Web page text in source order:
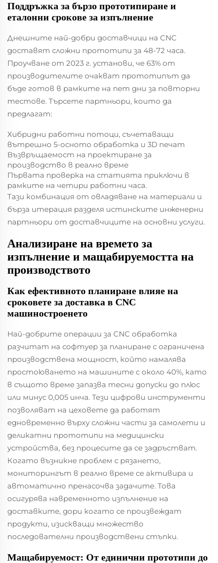
Поддръжка за бързо прототипиране и
еталонни срокове за изпълнение
Днешните най-добри доставчици на CNC
доставят сложни прототипи за 48-72 часа.
Проучване от 2023 г. установи, че 63% от
производителите очакват прототипът да
бъде готов в рамките на пет дни за повторни
тестове. Търсете партньори, които да
предлагат:
Хибридни работни потоци, съчетаващи
вътрешно 5-осното обработка и 3D печат
Възвръщаемост на проектиране за
производство в реално време
Първата проверка на статията приключи в
рамките на четири работни часа.
Тази комбинация от овладяване на материали и
бърза итерация разделя истинските инженерни
партньори от доставчиците на основни услуги.
Анализиране на времето за
изпълнение и мащабируемостта на
производството
Как ефективното планиране влияе на
сроковете за доставка в CNC
машиностроенето
Най-добрите операции за CNC обработка
разчитат на софтуер за планиране с ограничена
производствена мощност, който намалява
простоюването на машините с около 40%, като
в същото време запазва тесни допуски до плюс
или минус 0,005 инча. Тези цифрови инструменти
позволяват на цеховете да работят
едновременно върху сложни части за самолети и
деликатни прототипи на медицински
устройства, без процесите да се задръстват.
Когато възникне проблем с рязането,
мониторингът в реално време се активира и
автоматично пренасочва задачите. Това
осигурява навременното изпълнение на
доставките, дори когато се произвеждат
продукти, изискващи множество
последователни производствени стъпки.
Мащабируемост: От единични прототипи до